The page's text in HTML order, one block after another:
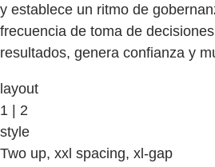
y establece un ritmo de
frecuencia de toma de
resultados, genera confianza y
layout
1 | 2
style
Two up, xxl spacing, xl-gap